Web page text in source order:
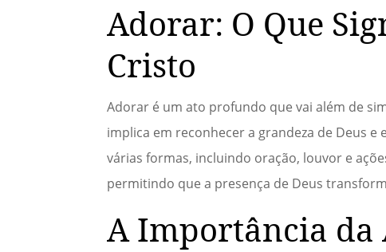
Adorar: O Que
Cristo
Adorar é um ato profundo que vai além de
implica em reconhecer a grandeza de Deus
várias formas, incluindo oração, louvor e
permitindo que a presença de Deus
A Importância da